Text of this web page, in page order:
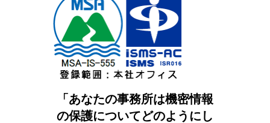
「あなたの事務所は機密情報
の保護についてどのようにし